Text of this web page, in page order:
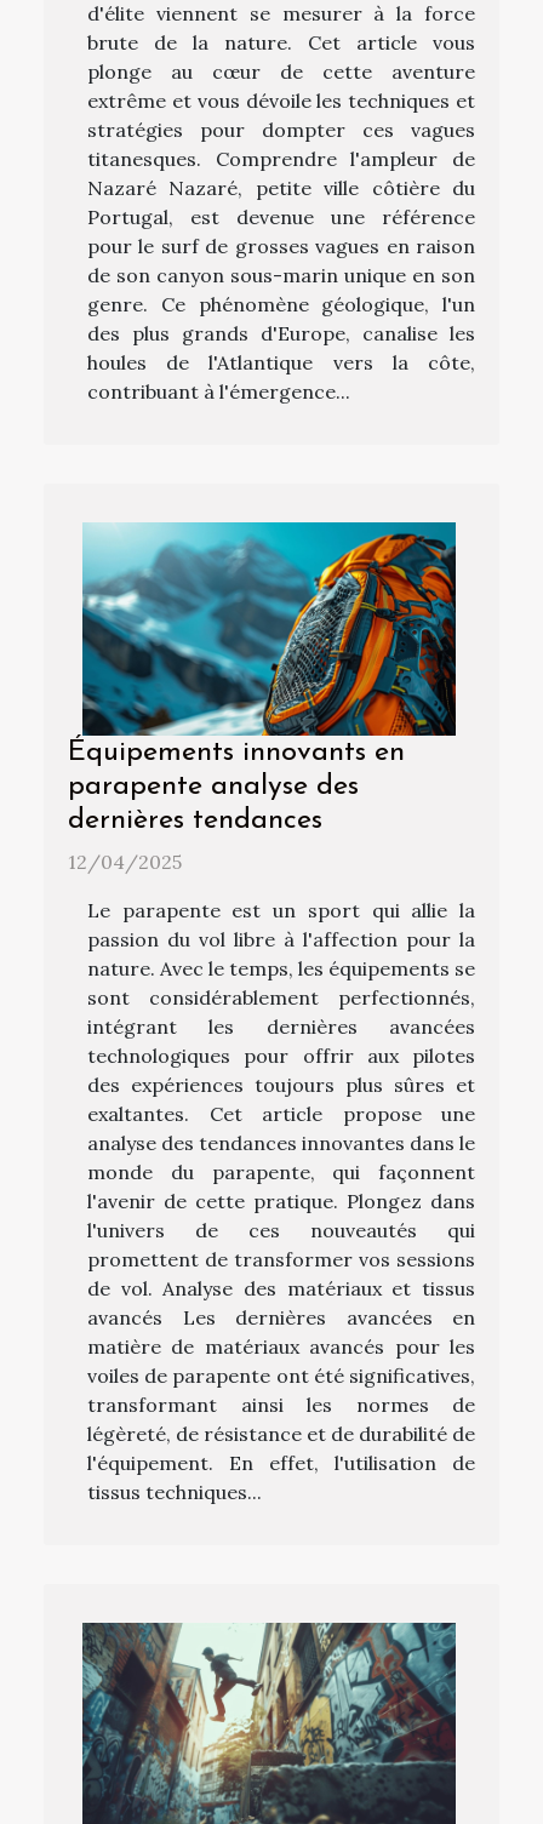
d'élite viennent se mesurer à la force
brute de la nature. Cet article vous
plonge au cœur de cette aventure
extrême et vous dévoile les techniques et
stratégies pour dompter ces vagues
titanesques. Comprendre l'ampleur de
Nazaré Nazaré, petite ville côtière du
Portugal, est devenue une référence
pour le surf de grosses vagues en raison
de son canyon sous-marin unique en son
genre. Ce phénomène géologique, l'un
des plus grands d'Europe, canalise les
houles de l'Atlantique vers la côte,
contribuant à l'émergence...
Équipements innovants en
parapente analyse des
dernières tendances
12/04/2025
Le parapente est un sport qui allie la
passion du vol libre à l'affection pour la
nature. Avec le temps, les équipements se
sont considérablement perfectionnés,
intégrant les dernières avancées
technologiques pour offrir aux pilotes
des expériences toujours plus sûres et
exaltantes. Cet article propose une
analyse des tendances innovantes dans le
monde du parapente, qui façonnent
l'avenir de cette pratique. Plongez dans
l'univers de ces nouveautés qui
promettent de transformer vos sessions
de vol. Analyse des matériaux et tissus
avancés Les dernières avancées en
matière de matériaux avancés pour les
voiles de parapente ont été significatives,
transformant ainsi les normes de
légèreté, de résistance et de durabilité de
l'équipement. En effet, l'utilisation de
tissus techniques...